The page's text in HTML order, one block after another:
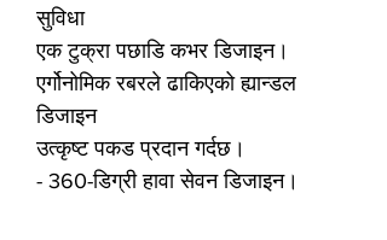
सुविधा
एक टुक्रा पछाडि कभर डिजाइन।
एर्गोनोमिक रबरले ढाकिएको ह्यान्डल
डिजाइन
उत्कृष्ट पकड प्रदान गर्दछ।
- 360-डिग्री हावा सेवन डिजाइन।